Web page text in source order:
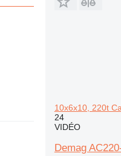
10x6x10, 220t Ca
24
VIDÉO
Demag